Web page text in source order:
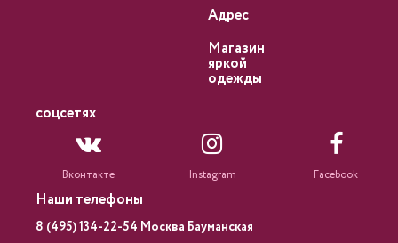
Адрес
Магазин
яркой
одежды
соцсетях
Вконтакте Instagram Facebook
Наши телефоны
8 (495) 134-22-54 Москва Бауманская